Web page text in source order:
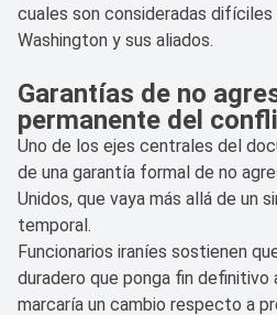
cuales son consideradas
Washington y sus aliados.
Garantías de no
permanente del
Uno de los ejes centrales del
de una garantía formal de no
Unidos, que vaya más allá de un
temporal.
Funcionarios iraníes sostienen
duradero que ponga fin definitivo
marcaría un cambio respecto a